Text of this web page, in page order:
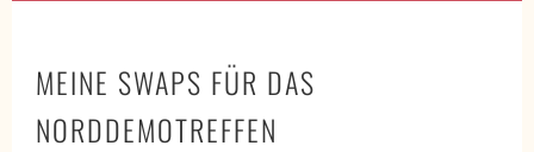
MEINE SWAPS FÜR DAS
NORDDEMOTREFFEN